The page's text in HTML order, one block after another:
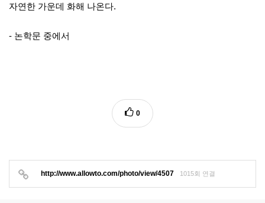
자연한 가운데 화해 나온다.
- 논학문 중에서
0
http://www.allowto.com/photo/view/4507 1015회 연결